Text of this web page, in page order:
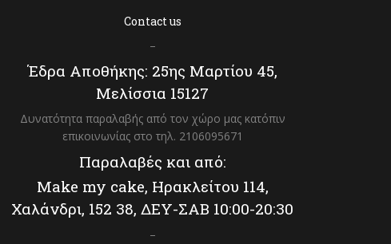
Contact us
–
Έδρα Αποθήκης: 25ης Μαρτίου 45,
Μελίσσια 15127
Δυνατότητα παραλαβής από τον χώρο μας κατόπιν
επικοινωνίας στο τηλ. 2106095671
Παραλαβές και από:
Make my cake, Ηρακλείτου 114,
Χαλάνδρι, 152 38, ΔΕΥ-ΣΑΒ 10:00-20:30
–